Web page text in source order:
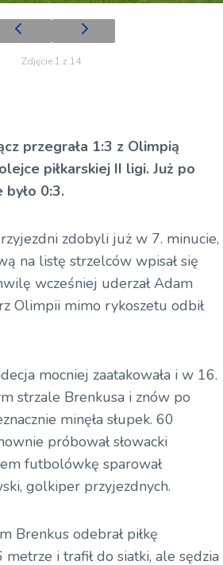
Zdjęcie 1 z 14
przegrała 1:3 z Olimpią
piłkarskiej II ligi. Już po
0:3.
zdobyli już w 7. minucie,
na listę strzelców wpisał się
wcześniej uderzał Adam
Olimpii mimo rykoszetu odbił
mocniej zaatakowała i w 16.
strzale Brenkusa i znów po
minęła słupek. 60
próbował słowacki
futbolówkę sparował
golkiper przyjezdnych.
Brenkus odebrał piłkę
i trafił do siatki, ale sędzia